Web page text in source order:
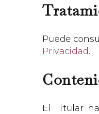
Puede
Privacidad.
El Titular